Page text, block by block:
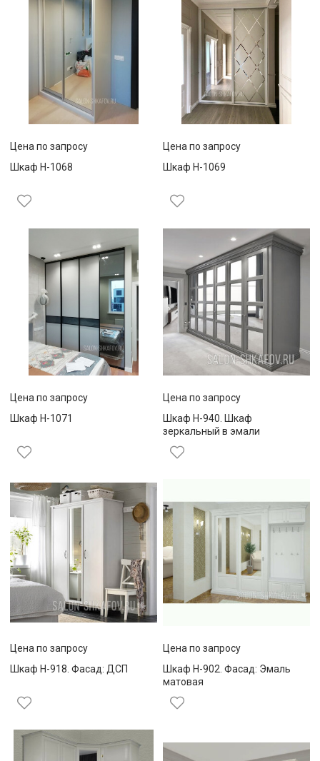
Цена по запросу
Шкаф Н-1068
Цена по запросу
Шкаф Н-1069
Цена по запросу
Шкаф Н-1071
Цена по запросу
Шкаф Н-940. Шкаф
зеркальный в эмали
Цена по запросу
Шкаф Н-918. Фасад: ДСП
Цена по запросу
Шкаф Н-902. Фасад: Эмаль
матовая